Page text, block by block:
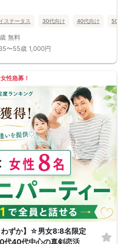
ステータス 30代向け 40代向け 50
無料
〜55歳 1,000円
女性急募！
わずか】☆男女8:8名限定
40代中心の真剣恋活